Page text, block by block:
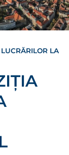
LA